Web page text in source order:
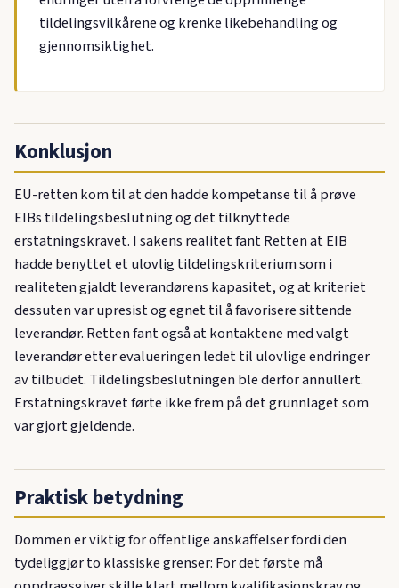
tildelingsvilkårene og krenke likebehandling og
gjennomsiktighet.
Konklusjon
EU-retten kom til at den hadde kompetanse til å prøve
EIBs tildelingsbeslutning og det tilknyttede
erstatningskravet. I sakens realitet fant Retten at EIB
hadde benyttet et ulovlig tildelingskriterium som i
realiteten gjaldt leverandørens kapasitet, og at kriteriet
dessuten var upresist og egnet til å favorisere sittende
leverandør. Retten fant også at kontaktene med valgt
leverandør etter evalueringen ledet til ulovlige endringer
av tilbudet. Tildelingsbeslutningen ble derfor annullert.
Erstatningskravet førte ikke frem på det grunnlaget som
var gjort gjeldende.
Praktisk betydning
Dommen er viktig for offentlige anskaffelser fordi den
tydeliggjør to klassiske grenser: For det første må